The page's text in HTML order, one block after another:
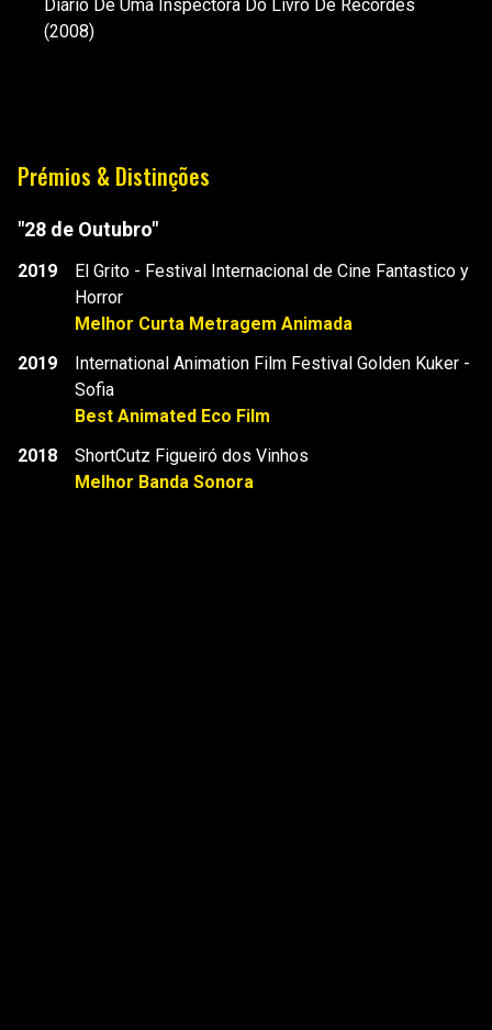
Diário De Uma Inspectora Do Livro De Recordes
(2008)
Prémios & Distinções
"28 de Outubro"
2019
El Grito - Festival Internacional de Cine Fantastico y
Horror
Melhor Curta Metragem Animada
2019
International Animation Film Festival Golden Kuker -
Sofia
Best Animated Eco Film
2018
ShortCutz Figueiró dos Vinhos
Melhor Banda Sonora